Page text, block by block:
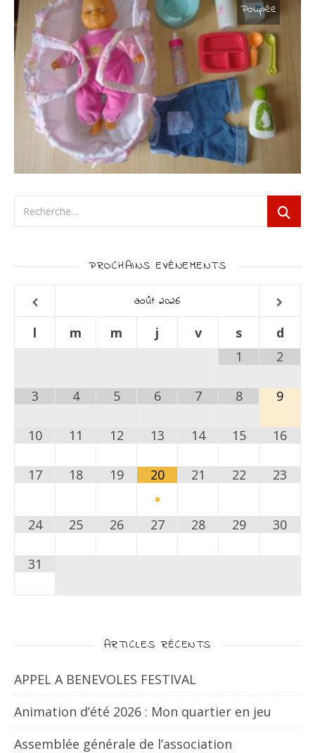
Poupée
PROCHAINS EVÉNEMENTS
août 2026
l
m m j v s
d
1
2
3 4 5 6 7 8 9
10 11 12 13 14 15 16
17 18 19 20
•
21 22 23
24 25 26 27 28 29 30
31
ARTICLES RÉCENTS
APPEL A BENEVOLES FESTIVAL
Animation d’été 2026 : Mon quartier en jeu
Assemblée générale de l’association